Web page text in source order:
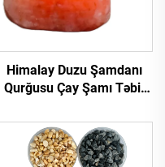
Himalay Duzu Şamdanı
Qurğusu Çay Şamı Təbii
Şamdanı